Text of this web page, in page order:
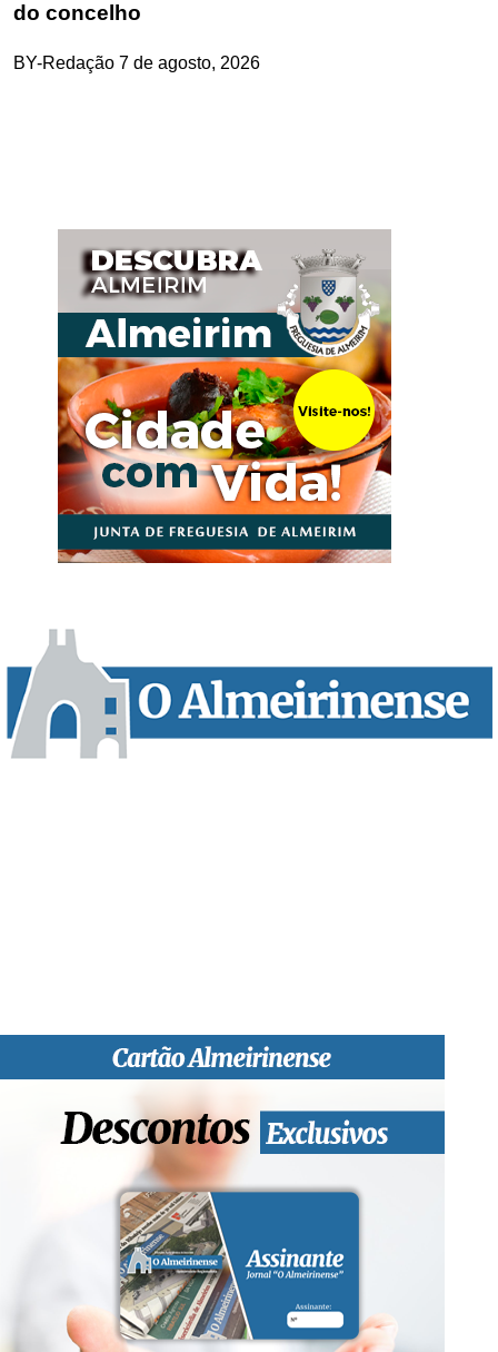
do concelho
BY-Redação 7 de agosto, 2026